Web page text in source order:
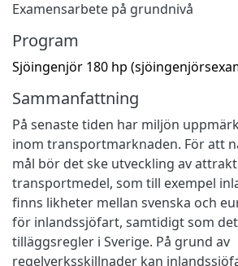
Examensarbete på grundnivå
Program
Sjöingenjör 180 hp
Sammanfattning
På senaste tiden har miljön
inom transportmarknaden. För att
mål bör det ske utveckling av
transportmedel, som till exempel
finns likheter mellan svenska och
för inlandssjöfart, samtidigt som
tilläggsregler i Sverige. På grund av
regelverksskillnader kan